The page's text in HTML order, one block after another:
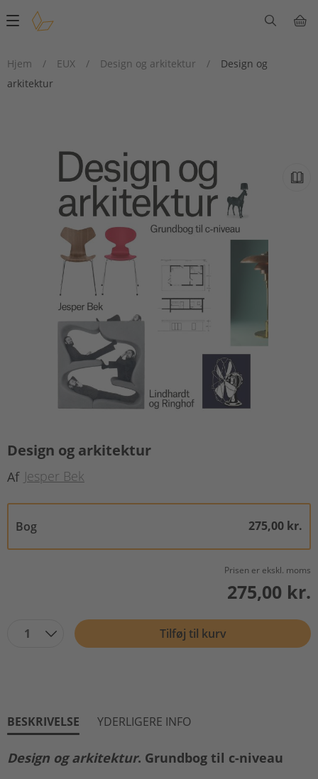
Main
Hjem
/ EUX / Design og arkitektur /
Design og
arkitektur
Design og arkitektur
Af Jesper Bek
Bog 275,00 kr.
Prisen er ekskl. moms
275,00 kr.
1 Tilføj til kurv
BESKRIVELSE YDERLIGERE INFO
Design og arkitektur. Grundbog til c-niveau